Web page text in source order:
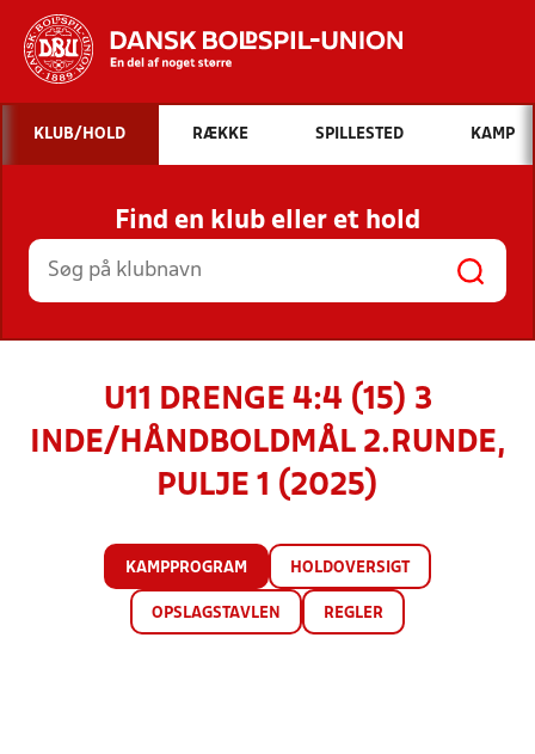
Hvad vil du søge efter?
INDHOLD OG NYHEDER
STILLINGER, RESULTATER, KLUBBER OG
HOLD
KLUB/HOLD RÆKKE SPILLESTED KAMP
Find en klub eller et hold
U11 DRENGE 4:4 (15) 3
INDE/HÅNDBOLDMÅL 2.RUNDE,
PULJE 1 (2025)
KAMPPROGRAM HOLDOVERSIGT
OPSLAGSTAVLEN REGLER